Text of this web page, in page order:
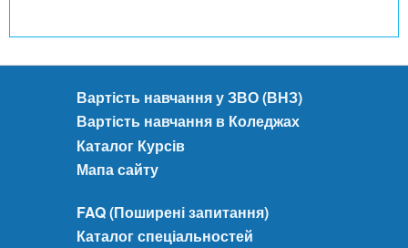
Вартість навчання у ЗВО (ВНЗ)
Вартість навчання в Коледжах
Каталог Курсів
Мапа сайту
FAQ (Поширені запитання)
Каталог спеціальностей